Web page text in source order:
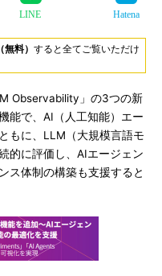
LINE Hatena
料） すると全てご覧いただけ
Observability」の3つの新
能で、AI（人工知能）エー
もに、LLM（大規模言語モ
的に評価し、AIエージェン
ス体制の構築も支援すると